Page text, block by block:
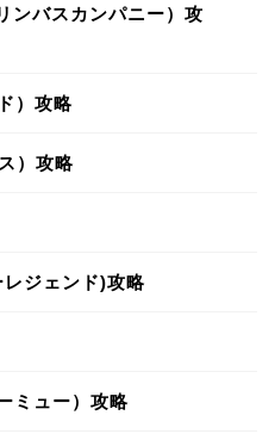
ンバスカンパニー）攻
）攻略
）攻略
ジェンド)攻略
ミュー）攻略